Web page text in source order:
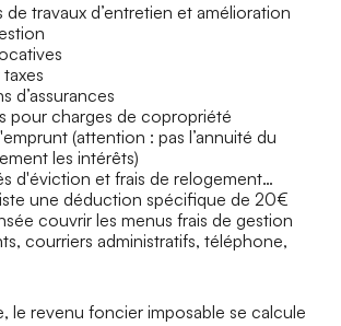
de travaux d’entretien et amélioration
d’assurances
pour charges de copropriété
(attention : pas l’annuité du
les intérêts)
d'éviction et frais de relogement…
une déduction spécifique de 20€
couvrir les menus frais de gestion
courriers administratifs, téléphone,
le revenu foncier imposable se calcule